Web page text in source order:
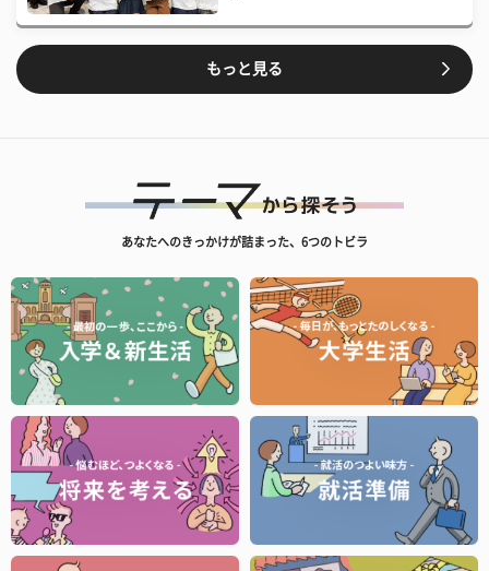
もっと見る
あなたへのきっかけが詰まった、6つのトビラ